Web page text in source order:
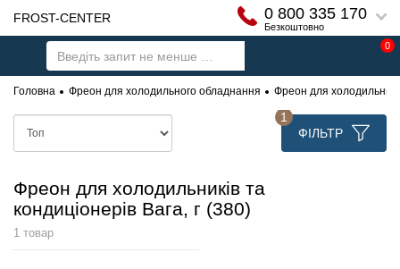
FROST-CENTER 0 800 335 170
Безкоштовно
0
Головна Фреон для холодильного обладнання Фреон для
ФІЛЬТР
1
Фреон для холодильників та
кондиціонерів Вага, г (380)
1 товар